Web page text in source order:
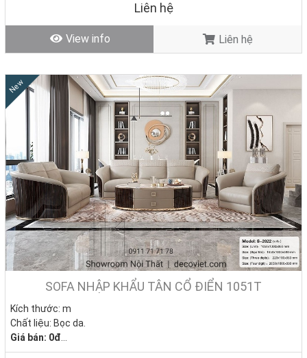
Liên hệ
View info Liên hệ
New
SOFA NHẬP KHẨU TÂN CỔ ĐIỂN 1051T
Kích thước: m
Chất liệu: Bọc da.
Giá bán: 0đ
Tình trạng: Hàng mới - Còn hàng